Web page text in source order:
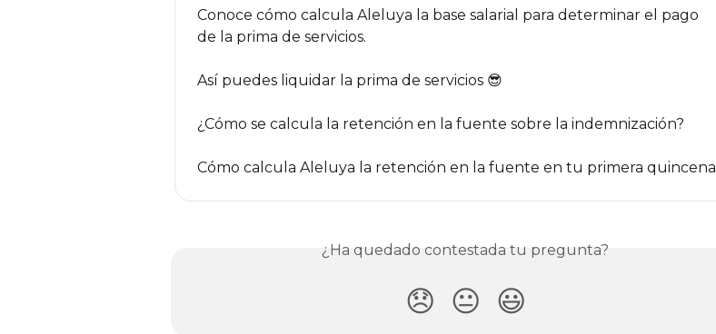
Conoce cómo calcula Aleluya la base salarial para determinar el pago
de la prima de servicios.
Así puedes liquidar la prima de servicios 😎
¿Cómo se calcula la retención en la fuente sobre la indemnización?
Cómo calcula Aleluya la retención en la fuente en tu primera quincena
¿Ha quedado contestada tu pregunta?
😞 😐 😃